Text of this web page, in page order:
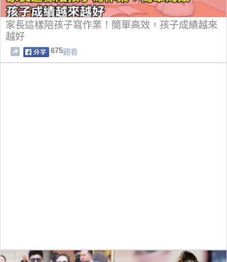
家長這樣陪孩子寫作業！簡單高效，孩子成績越來
越好
675觀看